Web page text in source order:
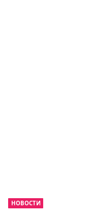
НОВОСТИ